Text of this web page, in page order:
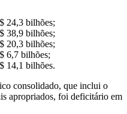
24,3 bilhões;
38,9 bilhões;
20,3 bilhões;
6,7 bilhões;
14,1 bilhões.
consolidado, que inclui o
apropriados, foi deficitário em